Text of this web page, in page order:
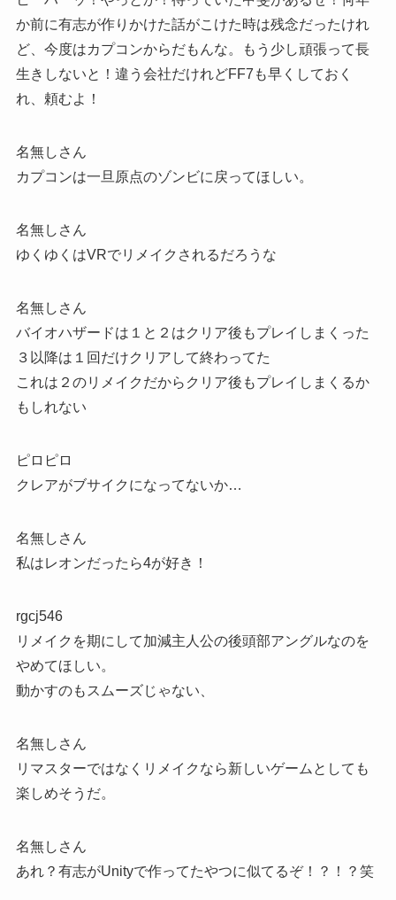
か前に有志が作りかけた話がこけた時は残念だったけれ
ど、今度はカプコンからだもんな。もう少し頑張って長
生きしないと！違う会社だけれどFF7も早くしておく
れ、頼むよ！
名無しさん
カプコンは一旦原点のゾンビに戻ってほしい。
名無しさん
ゆくゆくはVRでリメイクされるだろうな
名無しさん
バイオハザードは１と２はクリア後もプレイしまくった
３以降は１回だけクリアして終わってた
これは２のリメイクだからクリア後もプレイしまくるか
もしれない
ピロピロ
クレアがブサイクになってないか…
名無しさん
私はレオンだったら4が好き！
rgcj546
リメイクを期にして加減主人公の後頭部アングルなのを
やめてほしい。
動かすのもスムーズじゃない、
名無しさん
リマスターではなくリメイクなら新しいゲームとしても
楽しめそうだ。
名無しさん
あれ？有志がUnityで作ってたやつに似てるぞ！？！？笑